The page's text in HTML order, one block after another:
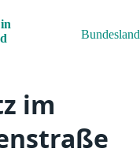
Bundesland
im